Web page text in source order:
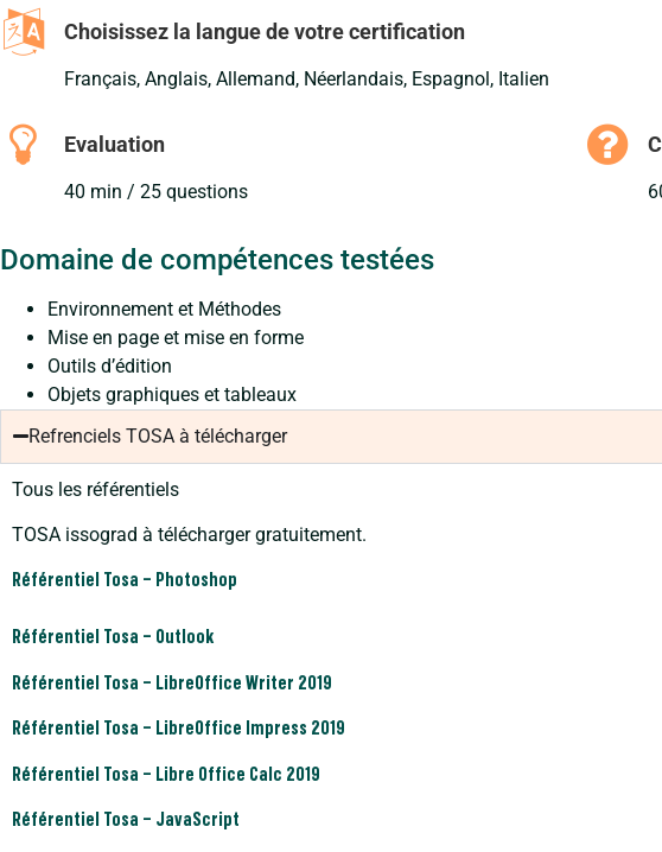
Choisissez la langue de votre certification
Français, Anglais, Allemand, Néerlandais, Espagnol, Italien
Evaluation
40 min / 25 questions
Domaine de compétences testées
Environnement et Méthodes
Mise en page et mise en forme
Outils d’édition
Objets graphiques et tableaux
Refrenciels TOSA à télécharger
Tous les référentiels
TOSA issograd à télécharger gratuitement.
Référentiel Tosa – Photoshop
Référentiel Tosa – Outlook
Référentiel Tosa – LibreOffice Writer 2019
Référentiel Tosa – LibreOffice Impress 2019
Référentiel Tosa – Libre Office Calc 2019
Référentiel Tosa – JavaScript